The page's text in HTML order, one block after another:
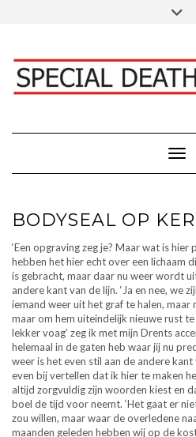
Klik hier voor
BODYSEAL OP
‘Een opgraving zeg je? Maar wat is
hebben het hier echt over een lichaam
is gebracht, maar daar nu weer wordt
andere kant van de lijn. ‘Ja en nee, we
iemand weer uit het graf te halen,
maar om hem uiteindelijk nieuwe rust te
lekker voag’ zeg ik met mijn Drents
helemaal in de gaten heb waar jij nu
weer is het even stil aan de andere
even bij vertellen dat ik hier te maken
altijd zorgvuldig zijn woorden kiest en
boel de tijd voor neemt. ‘Het gaat er
zou willen, maar waar de overledene
maanden geleden hebben wij op de